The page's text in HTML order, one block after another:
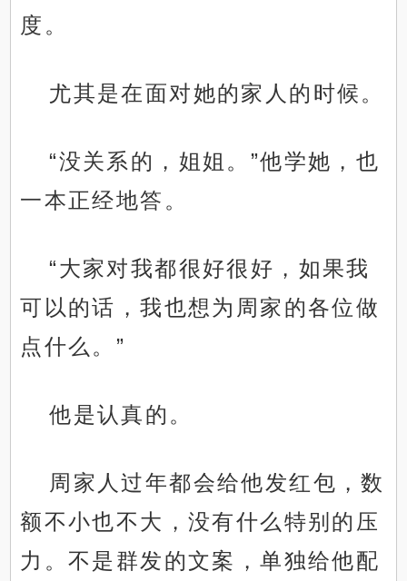
度。
尤其是在面对她的家人的时候。
“没关系的，姐姐。”他学她，也
一本正经地答。
“大家对我都很好很好，如果我
可以的话，我也想为周家的各位做
点什么。”
他是认真的。
周家人过年都会给他发红包，数
额不小也不大，没有什么特别的压
力。不是群发的文案，单独给他配